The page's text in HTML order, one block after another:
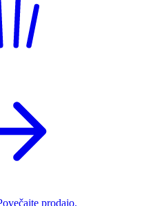
prodajo.